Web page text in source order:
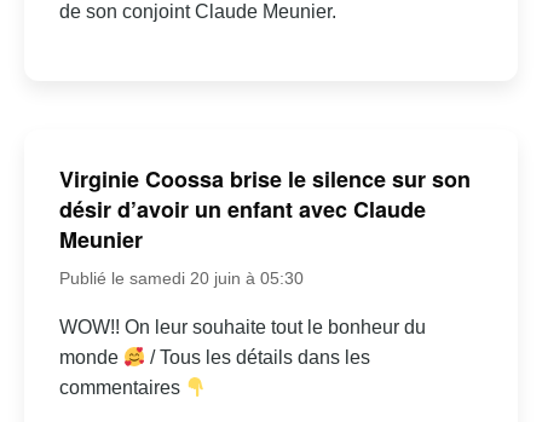
de son conjoint Claude Meunier.
Virginie Coossa brise le silence sur son
désir d’avoir un enfant avec Claude
Meunier
Publié le samedi 20 juin à 05:30
WOW!! On leur souhaite tout le bonheur du
monde
/ Tous les détails dans les
commentaires